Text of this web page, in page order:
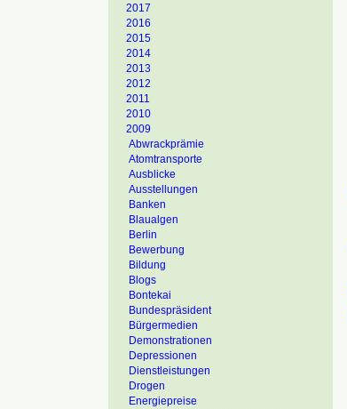
2017
2016
2015
2014
2013
2012
2011
2010
2009
Abwrackprämie
Atomtransporte
Ausblicke
Ausstellungen
Banken
Blaualgen
Berlin
Bewerbung
Bildung
Blogs
Bontekai
Bundespräsident
Bürgermedien
Demonstrationen
Depressionen
Dienstleistungen
Drogen
Energiepreise